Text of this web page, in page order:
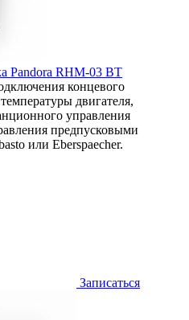
Pandora RHM-03 BT
концевого
двигателя,
управления
предпусковыми
или Eberspaecher.
Записаться